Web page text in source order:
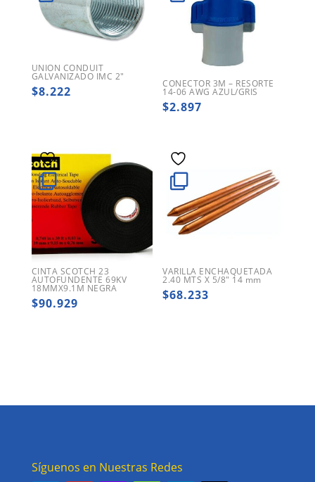
UNION CONDUIT
GALVANIZADO IMC 2″
$8.222
CONECTOR 3M – RESORTE
14-06 AWG AZUL/GRIS
$2.897
CINTA SCOTCH 23
AUTOFUNDENTE 69KV
18MMX9.1M NEGRA
$90.929
VARILLA ENCHAQUETADA
2.40 MTS X 5/8″ 14 mm
$68.233
Síguenos en Nuestras Redes